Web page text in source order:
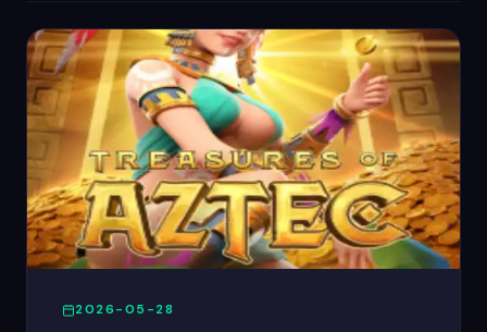
2026-05-28